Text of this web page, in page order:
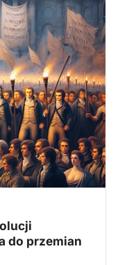
do przemian